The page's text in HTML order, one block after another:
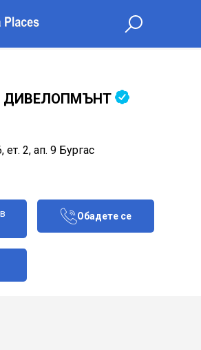
ДИВЕЛОПМЪНТ
2, ап. 9 Бургас
Обадете се